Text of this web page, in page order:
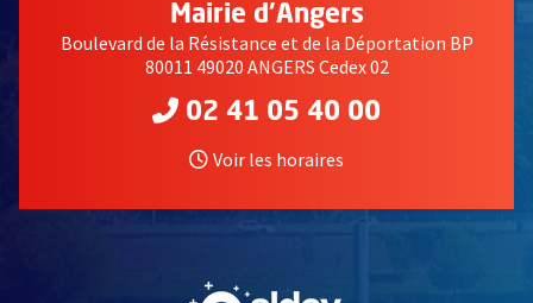
Mairie d'Angers
Boulevard de la Résistance et de la Déportation BP
80011 49020 ANGERS Cedex 02
02 41 05 40 00
Voir les horaires